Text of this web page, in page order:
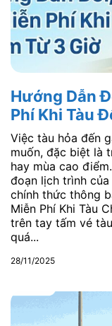
Hướng Dẫn
Phí Khi Tàu
Việc tàu hỏa đến
muốn, đặc biệt là
hay mùa cao
đoạn lịch trình
chính thức thông
Miễn Phí Khi Tàu
trên tay tấm vé
quá...
28/11/2025